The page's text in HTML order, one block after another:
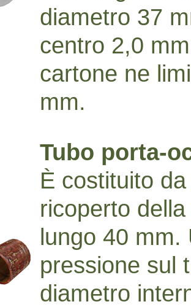
diametro 37
centro 2,0
cartone ne
mm.
Tubo porta-
È costituito
ricoperto
lungo 40 mm.
pressione sul
diametro